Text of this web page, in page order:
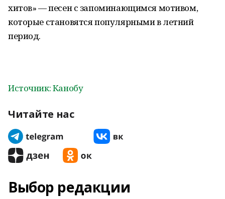
хитов» — песен с запоминающимся мотивом,
которые становятся популярными в летний
период.
Источник: Канобу
Читайте нас
Выбор редакции